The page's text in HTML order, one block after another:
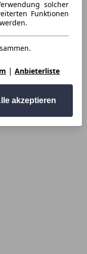
solcher
Funktionen
| Anbieterliste
akzeptieren